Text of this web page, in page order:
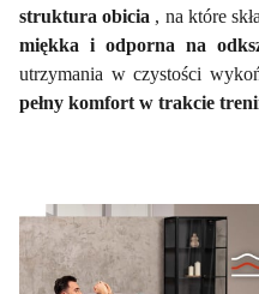
struktura obicia , na które
miękka i odporna na
utrzymania w czystości
pełny komfort w trakcie